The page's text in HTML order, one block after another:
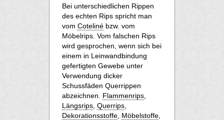
Bei unterschiedlichen Rippen
des echten Rips spricht man
vom Coteliné bzw. vom
Möbelrips. Vom falschen Rips
wird gesprochen, wenn sich bei
einem in Leinwandbindung
gefertigten Gewebe unter
Verwendung dicker
Schussfäden Querrippen
abzeichnen. Flammenrips
Längsrips Querrips
Dekorationsstoffe Möbelstoffe